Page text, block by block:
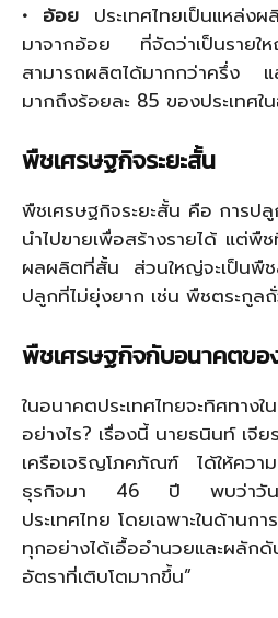
• อ้อย ประเทศไทยเป็นแหล่ง
มาจากอ้อย ที่จัดว่าเป็นราย
สามารถผลิตได้มากกว่าครึ่ง แ
มากถึงร้อยละ 85 ของประเทศใ
พืชเศรษฐกิจระยะสั้น
พืชเศรษฐกิจระยะสั้น คือ การปลู
นำไปขายเพื่อสร้างรายได้ แต่พื
ผลผลิตที่สั้น ส่วนใหญ่จะเป็นพื
ปลูกที่ไม่ยุ่งยาก เช่น พืชตระกู
พืชเศรษฐกิจกับอนาคตขอ
ในอนาคตประเทศไทยจะทิศทาง
อย่างไร? เรื่องนี้ นายธนินท์ เจี
เครือเจริญโภคภัณฑ์ ได้ให้ควา
ธุรกิจมา 46 ปี พบว่าวันนี้
ประเทศไทย โดยเฉพาะในด้าน
ทุกอย่างได้เอื้ออำนวยและผลักดั
อัตราที่เติบโตมากขึ้น”